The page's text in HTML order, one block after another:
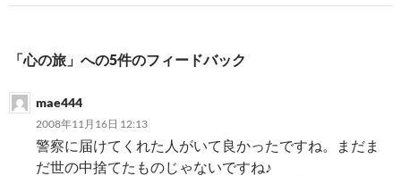
ゲ
ー
ョ
「心の旅」への5件のフィードバック
mae444
2008年11月16日 12:13
警察に届けてくれた人がいて良かったですね。まだま
だ世の中捨てたものじゃないですね♪